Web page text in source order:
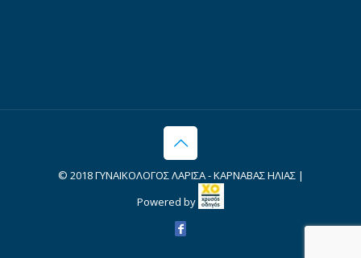
© 2018 ΓΥΝΑΙΚΟΛΟΓΟΣ ΛΑΡΙΣΑ - ΚΑΡΝΑΒΑΣ ΗΛΙΑΣ |
Powered by